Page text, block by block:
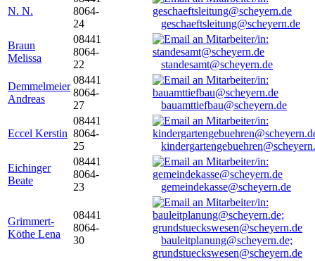
N. N.
8064-
24
geschaeftsleitung@scheyern.de
Braun
Melissa
08441
8064-
22
standesamt@scheyern.de
Demmelmeier
Andreas
08441
8064-
27
bauamttiefbau@scheyern.de
Eccel Kerstin
08441
8064-
25
Eichinger
Beate
08441
8064-
23
gemeindekasse@scheyern.de
Grimmert-
Köthe Lena
08441
8064-
30
bauleitplanung@scheyern.de;
grundstueckswesen@scheyern.de